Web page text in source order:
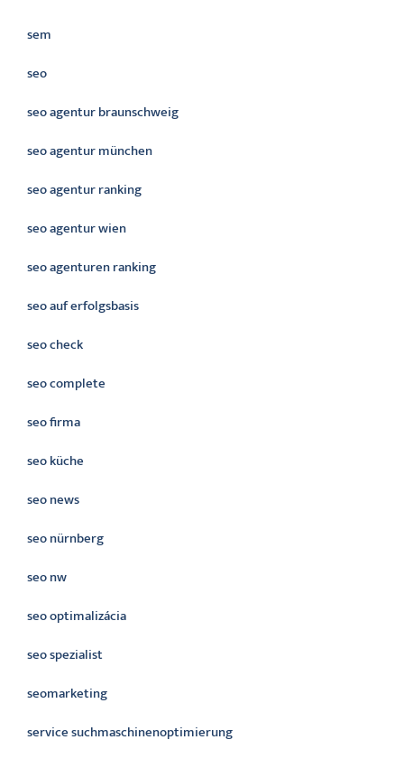
sem
seo
seo agentur braunschweig
seo agentur münchen
seo agentur ranking
seo agentur wien
seo agenturen ranking
seo auf erfolgsbasis
seo check
seo complete
seo firma
seo küche
seo news
seo nürnberg
seo nw
seo optimalizácia
seo spezialist
seomarketing
service suchmaschinenoptimierung